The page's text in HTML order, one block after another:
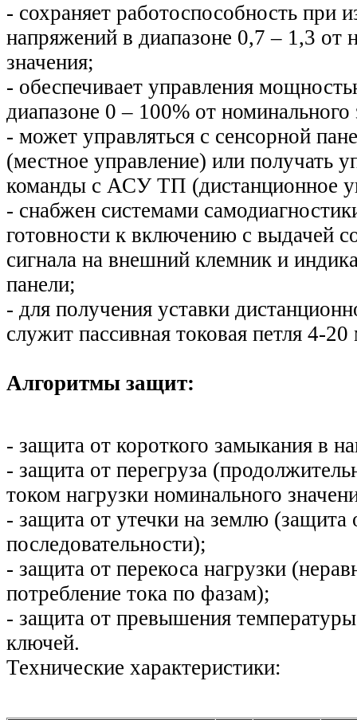
- сохраняет работоспособность при
напряжений в диапазоне 0,7 – 1,3 от
значения;
- обеспечивает управления
диапазоне 0 – 100% от номинального
- может управляться с сенсорной
(местное управление) или получать
команды с АСУ ТП (дистанционное
- снабжен системами
готовности к включению с выдачей
сигнала на внешний клемник и
панели;
- для получения уставки
служит пассивная токовая петля 4-
Алгоритмы защит:
- защита от короткого замыкания в
- защита от перегруза
током нагрузки номинального
- защита от утечки на землю (защита
последовательности);
- защита от перекоса нагрузки
потребление тока по фазам);
- защита от превышения
ключей.
Технические характеристики: